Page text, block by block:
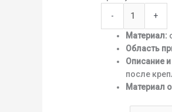
- +
Материал:
Область
Описание
после
Материал